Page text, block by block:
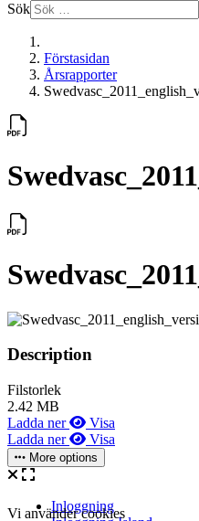
Sök
Förstasidan
Årsrapporter
Description
Filstorlek
2.42 MB
Ladda ner
Visa
Ladda ner
Visa
More options